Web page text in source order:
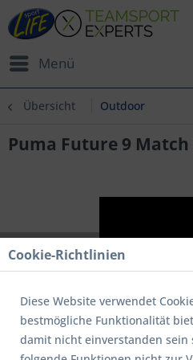
Menü
Übersicht Outdoor
Puma Future 9 Match
Cookie-Richtlinien
Diese Website verwendet
bestmögliche Funktionalität
damit nicht einverstanden sein